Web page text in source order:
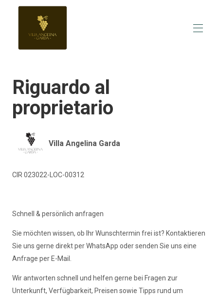
Panoramica
Fare
Fotografie
Calendario delle occupazioni
Prezzi
Riguardo al
proprietario
Villa Angelina Garda
CIR 023022-LOC-00312
Schnell & persönlich anfragen
Sie möchten wissen, ob Ihr Wunschtermin frei ist? Kontaktieren
Sie uns gerne direkt per WhatsApp oder senden Sie uns eine
Anfrage per E-Mail.
Wir antworten schnell und helfen gerne bei Fragen zur
Unterkunft, Verfügbarkeit, Preisen sowie Tipps rund um